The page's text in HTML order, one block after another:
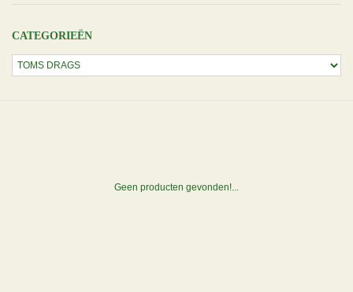
CATEGORIEËN
Geen producten gevonden!...